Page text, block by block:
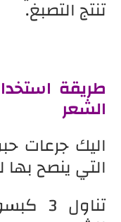
تنتج التصبغ.
طريقة
الشعر
التي ينصح